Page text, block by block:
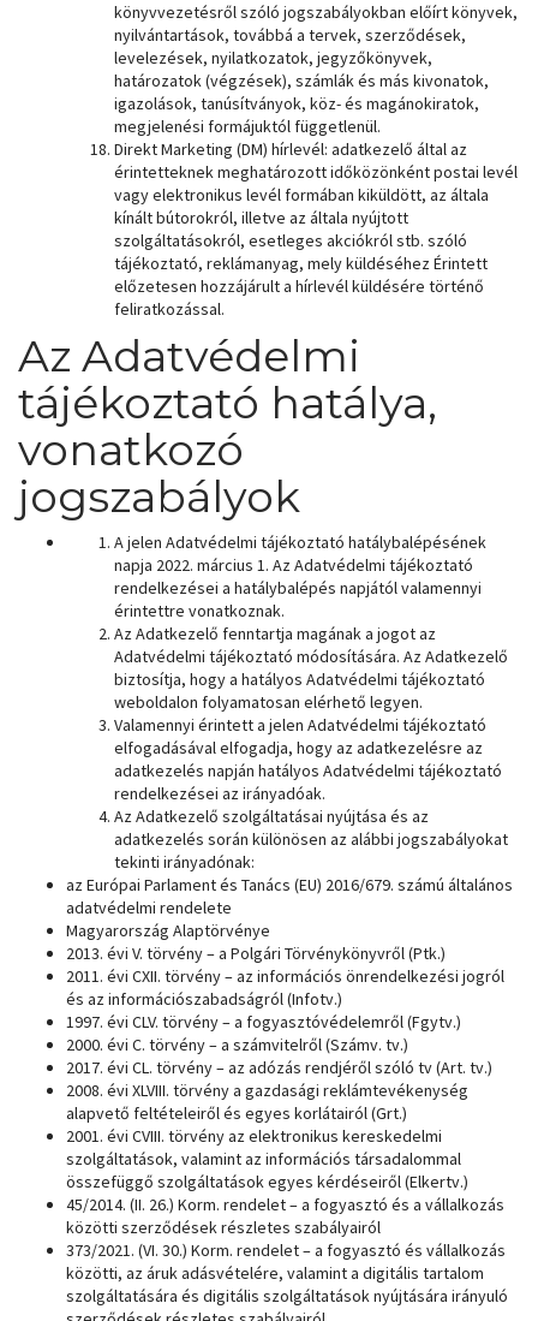
könyvvezetésről szóló jogszabályokban előírt könyvek,
nyilvántartások, továbbá a tervek, szerződések,
levelezések, nyilatkozatok, jegyzőkönyvek,
határozatok (végzések), számlák és más kivonatok,
igazolások, tanúsítványok, köz- és magánokiratok,
megjelenési formájuktól függetlenül.
Direkt Marketing (DM) hírlevél: adatkezelő által az
érintetteknek meghatározott időközönként postai levél
vagy elektronikus levél formában kiküldött, az általa
kínált bútorokról, illetve az általa nyújtott
szolgáltatásokról, esetleges akciókról stb. szóló
tájékoztató, reklámanyag, mely küldéséhez Érintett
előzetesen hozzájárult a hírlevél küldésére történő
feliratkozással.
Az Adatvédelmi
tájékoztató hatálya,
vonatkozó
jogszabályok
A jelen Adatvédelmi tájékoztató hatálybalépésének
napja 2022. március 1. Az Adatvédelmi tájékoztató
rendelkezései a hatálybalépés napjától valamennyi
érintettre vonatkoznak.
Az Adatkezelő fenntartja magának a jogot az
Adatvédelmi tájékoztató módosítására. Az Adatkezelő
biztosítja, hogy a hatályos Adatvédelmi tájékoztató
weboldalon folyamatosan elérhető legyen.
Valamennyi érintett a jelen Adatvédelmi tájékoztató
elfogadásával elfogadja, hogy az adatkezelésre az
adatkezelés napján hatályos Adatvédelmi tájékoztató
rendelkezései az irányadóak.
Az Adatkezelő szolgáltatásai nyújtása és az
adatkezelés során különösen az alábbi jogszabályokat
tekinti irányadónak:
az Európai Parlament és Tanács (EU) 2016/679. számú általános
adatvédelmi rendelete
Magyarország Alaptörvénye
2013. évi V. törvény – a Polgári Törvénykönyvről (Ptk.)
2011. évi CXII. törvény – az információs önrendelkezési jogról
és az információszabadságról (Infotv.)
1997. évi CLV. törvény – a fogyasztóvédelemről (Fgytv.)
2000. évi C. törvény – a számvitelről (Számv. tv.)
2017. évi CL. törvény – az adózás rendjéről szóló tv (Art. tv.)
2008. évi XLVIII. törvény a gazdasági reklámtevékenység
alapvető feltételeiről és egyes korlátairól (Grt.)
2001. évi CVIII. törvény az elektronikus kereskedelmi
szolgáltatások, valamint az információs társadalommal
összefüggő szolgáltatások egyes kérdéseiről (Elkertv.)
45/2014. (II. 26.) Korm. rendelet – a fogyasztó és a vállalkozás
közötti szerződések részletes szabályairól
373/2021. (VI. 30.) Korm. rendelet – a fogyasztó és vállalkozás
közötti, az áruk adásvételére, valamint a digitális tartalom
szolgáltatására és digitális szolgáltatások nyújtására irányuló